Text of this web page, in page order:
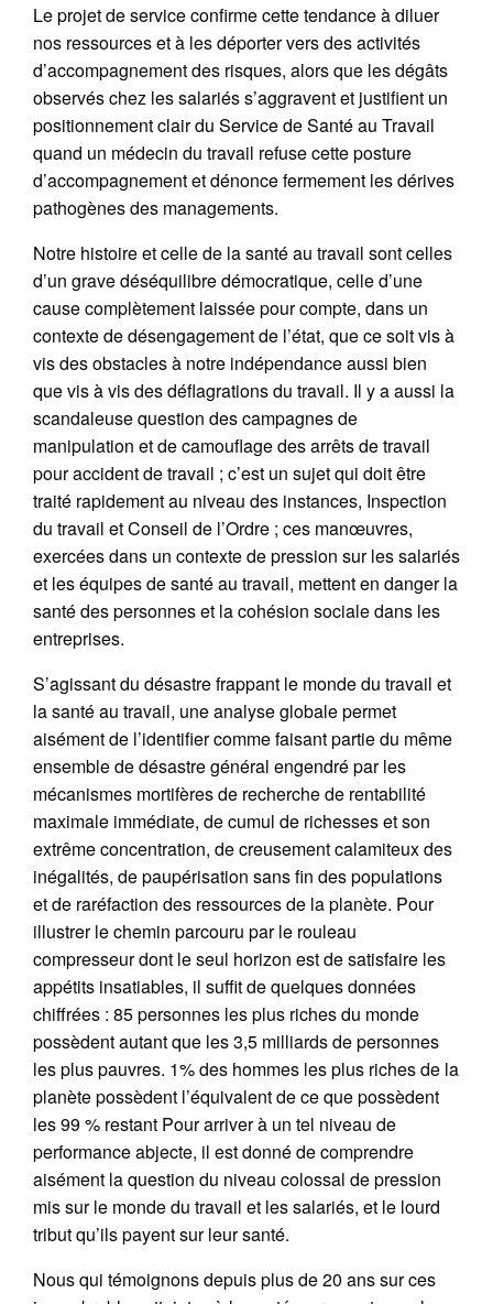
Le projet de service confirme cette tendance à diluer
nos ressources et à les déporter vers des activités
d’accompagnement des risques, alors que les dégâts
observés chez les salariés s’aggravent et justifient un
positionnement clair du Service de Santé au Travail
quand un médecin du travail refuse cette posture
d’accompagnement et dénonce fermement les dérives
pathogènes des managements.
Notre histoire et celle de la santé au travail sont celles
d’un grave déséquilibre démocratique, celle d’une
cause complètement laissée pour compte, dans un
contexte de désengagement de l’état, que ce soit vis à
vis des obstacles à notre indépendance aussi bien
que vis à vis des déflagrations du travail. Il y a aussi la
scandaleuse question des campagnes de
manipulation et de camouflage des arrêts de travail
pour accident de travail ; c’est un sujet qui doit être
traité rapidement au niveau des instances, Inspection
du travail et Conseil de l’Ordre ; ces manœuvres,
exercées dans un contexte de pression sur les salariés
et les équipes de santé au travail, mettent en danger la
santé des personnes et la cohésion sociale dans les
entreprises.
S’agissant du désastre frappant le monde du travail et
la santé au travail, une analyse globale permet
aisément de l’identifier comme faisant partie du même
ensemble de désastre général engendré par les
mécanismes mortifères de recherche de rentabilité
maximale immédiate, de cumul de richesses et son
extrême concentration, de creusement calamiteux des
inégalités, de paupérisation sans fin des populations
et de raréfaction des ressources de la planète. Pour
illustrer le chemin parcouru par le rouleau
compresseur dont le seul horizon est de satisfaire les
appétits insatiables, il suffit de quelques données
chiffrées : 85 personnes les plus riches du monde
possèdent autant que les 3,5 milliards de personnes
les plus pauvres. 1% des hommes les plus riches de la
planète possèdent l’équivalent de ce que possèdent
les 99 % restant Pour arriver à un tel niveau de
performance abjecte, il est donné de comprendre
aisément la question du niveau colossal de pression
mis sur le monde du travail et les salariés, et le lourd
tribut qu’ils payent sur leur santé.
Nous qui témoignons depuis plus de 20 ans sur ces